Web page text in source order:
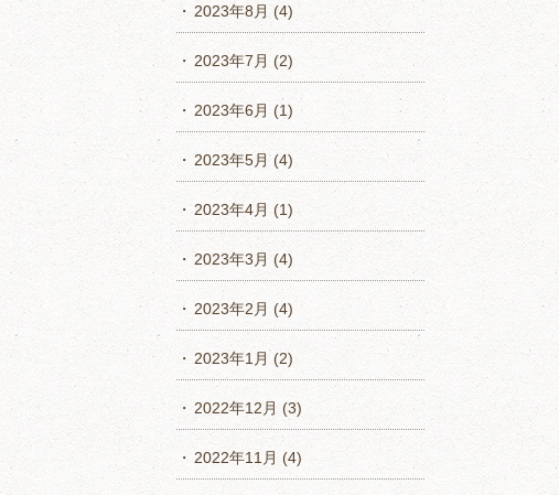
2023年8月 (4)
2023年7月 (2)
2023年6月 (1)
2023年5月 (4)
2023年4月 (1)
2023年3月 (4)
2023年2月 (4)
2023年1月 (2)
2022年12月 (3)
2022年11月 (4)